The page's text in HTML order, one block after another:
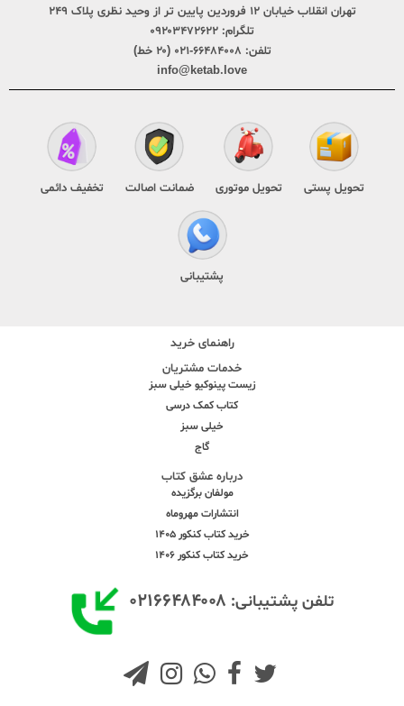
تهران انقلاب خیابان ۱۲ فروردین پایین تر از وحید نظری پلاک ۲۴۹
تلگرام: ۰۹۲۰۳۴۷۲۶۲۲
تلفن: ۶۶۴۸۴۰۰۸-۰۲۱ (۲۰ خط)
info@ketab.love
تحویل پستی تحویل موتوری ضمانت اصالت تخفیف دائمی
پشتیبانی
راهنمای خرید
خدمات مشتریان
زیست پینوکیو خیلی سبز
کتاب کمک درسی
خیلی سبز
گاج
درباره عشق کتاب
مولفان برگزیده
انتشارات مهروماه
خرید کتاب کنکور 1405
خرید کتاب کنکور 1406
تلفن پشتیبانی: ۰۲۱۶۶۴۸۴۰۰۸